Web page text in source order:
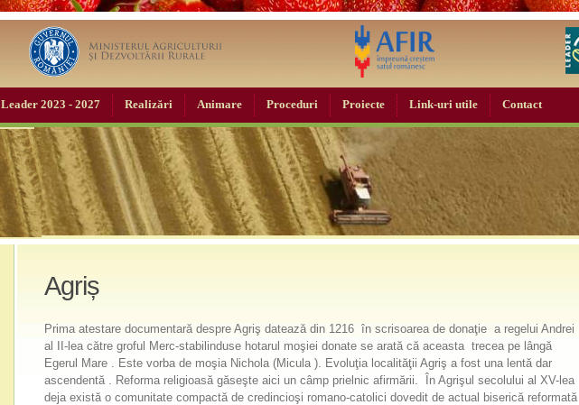
Leader 2023 - 2027 Realizări Animare Proceduri Proiecte Link-uri utile Contact
Agriș
Prima atestare documentară despre Agriş datează din 1216 în scrisoarea de donaţie a regelui Andrei
al II-lea către groful Merc-stabilinduse hotarul moşiei donate se arată că aceasta trecea pe lângă
Egerul Mare . Este vorba de moşia Nichola (Micula ). Evoluţia localităţii Agriş a fost una lentă dar
ascendentă . Reforma religioasă găseşte aici un câmp prielnic afirmării. În Agrişul secolului al XV-lea
deja există o comunitate compactă de credincioşi romano-catolici dovedit de actual biserică reformată